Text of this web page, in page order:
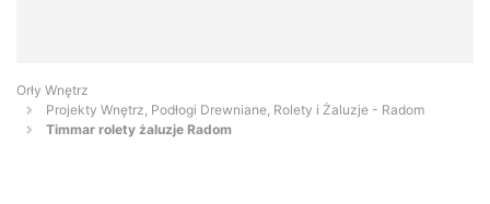
Orły Wnętrz
Projekty Wnętrz, Podłogi Drewniane, Rolety i Żaluzje - Radom
Timmar rolety żaluzje Radom